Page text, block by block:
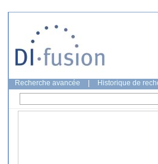
Recherche avancée Historique de